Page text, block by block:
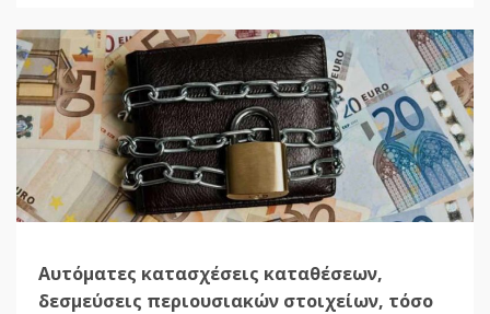
Αυτόματες κατασχέσεις καταθέσεων,
δεσμεύσεις περιουσιακών στοιχείων, τόσο